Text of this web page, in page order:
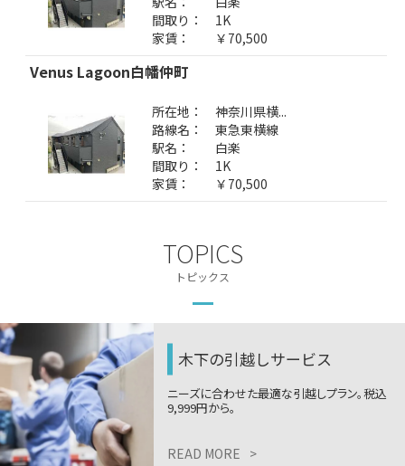
間取り：
1K
家賃：
￥70,500
Venus Lagoon白幡仲町
所在地：
神奈川県横...
路線名：
東急東横線
駅名：
白楽
間取り：
1K
家賃：
￥70,500
TOPICS
トピックス
木下の引越しサービス
ニーズに合わせた最適な引越しプラン。税込
9,999円から。
READ MORE >